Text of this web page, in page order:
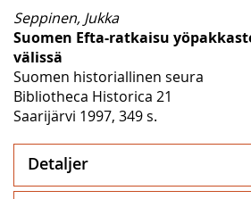
Seppinen, Jukka
Suomen Efta-ratkaisu
välissä
Suomen historiallinen seura
Bibliotheca Historica 21
Saarijärvi 1997, 349 s.
Detaljer